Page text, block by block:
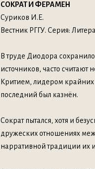
СОКРАТ И ФЕРАМЕН
Суриков И.Е.
Вестник РГГУ. Серия:
В труде Диодора
источников, часто
Критием, лидером крайних
последний был казнён.
Сократ пытался, хотя и
дружеских отношениях
нарративной традиции их